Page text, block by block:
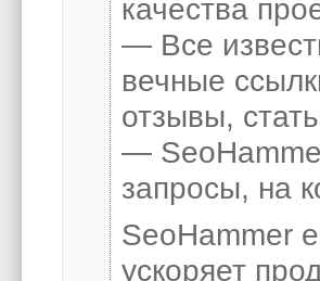
качества
— Все
вечные
отзывы,
—
запросы, на
SeoHammer
ускоряет